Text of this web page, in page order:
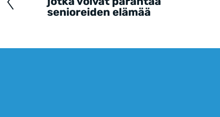
senioreiden elämää